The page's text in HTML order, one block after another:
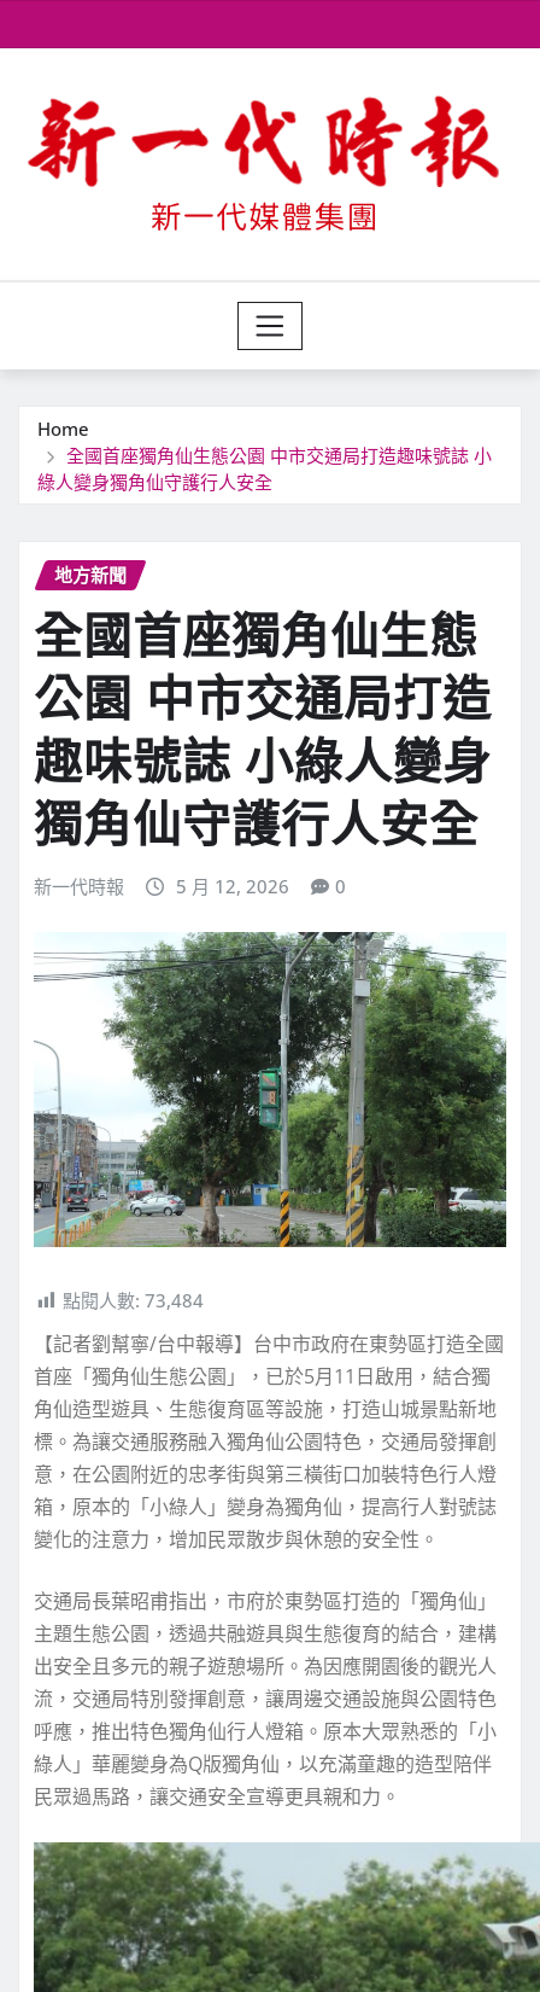
to
Home
全國首座獨角仙生態公園 中市交通局打造趣味號誌 小
綠人變身獨角仙守護行人安全
地方新聞
全國首座獨角仙生態
公園 中市交通局打造
趣味號誌 小綠人變身
獨角仙守護行人安全
新一代時報 5 月 12, 2026 0
點閱人數: 73,484
【記者劉幫寧/台中報導】台中市政府在東勢區打造全國
首座「獨角仙生態公園」，已於5月11日啟用，結合獨
角仙造型遊具、生態復育區等設施，打造山城景點新地
標。為讓交通服務融入獨角仙公園特色，交通局發揮創
意，在公園附近的忠孝街與第三橫街口加裝特色行人燈
箱，原本的「小綠人」變身為獨角仙，提高行人對號誌
變化的注意力，增加民眾散步與休憩的安全性。
交通局長葉昭甫指出，市府於東勢區打造的「獨角仙」
主題生態公園，透過共融遊具與生態復育的結合，建構
出安全且多元的親子遊憩場所。為因應開園後的觀光人
流，交通局特別發揮創意，讓周邊交通設施與公園特色
呼應，推出特色獨角仙行人燈箱。原本大眾熟悉的「小
綠人」華麗變身為Q版獨角仙，以充滿童趣的造型陪伴
民眾過馬路，讓交通安全宣導更具親和力。